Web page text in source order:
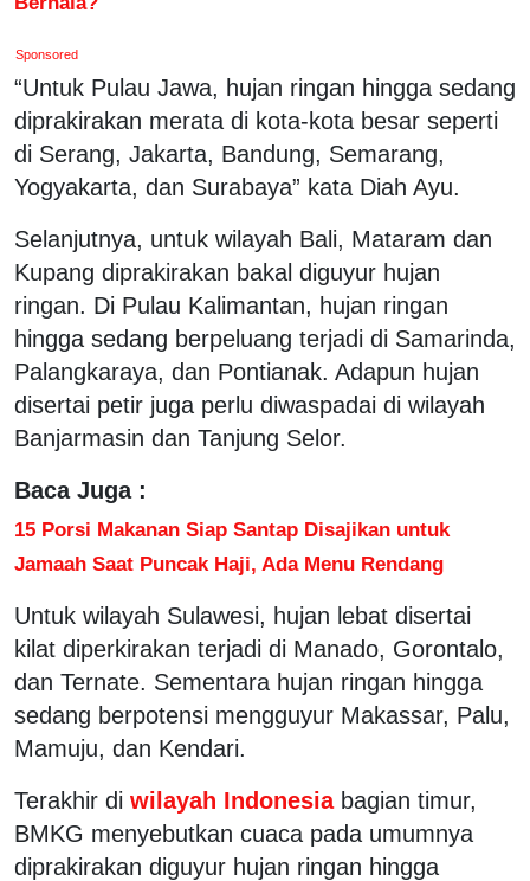
Sponsored
“Untuk Pulau Jawa, hujan ringan hingga sedang
diprakirakan merata di kota-kota besar seperti
di Serang, Jakarta, Bandung, Semarang,
Yogyakarta, dan Surabaya” kata Diah Ayu.
Selanjutnya, untuk wilayah Bali, Mataram dan
Kupang diprakirakan bakal diguyur hujan
ringan. Di Pulau Kalimantan, hujan ringan
hingga sedang berpeluang terjadi di Samarinda,
Palangkaraya, dan Pontianak. Adapun hujan
disertai petir juga perlu diwaspadai di wilayah
Banjarmasin dan Tanjung Selor.
Baca Juga :
15 Porsi Makanan Siap Santap Disajikan untuk
Jamaah Saat Puncak Haji, Ada Menu Rendang
Untuk wilayah Sulawesi, hujan lebat disertai
kilat diperkirakan terjadi di Manado, Gorontalo,
dan Ternate. Sementara hujan ringan hingga
sedang berpotensi mengguyur Makassar, Palu,
Mamuju, dan Kendari.
Terakhir di wilayah Indonesia bagian timur,
BMKG menyebutkan cuaca pada umumnya
diprakirakan diguyur hujan ringan hingga